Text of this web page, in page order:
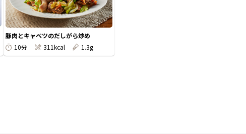
豚肉とキャベツのだしがら炒め
10分
311kcal 1.3g